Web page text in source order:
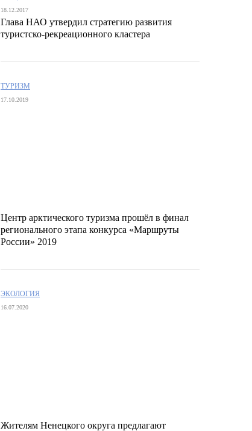
18.12.2017
Глава НАО утвердил стратегию развития
туристско-рекреационного кластера
ТУРИЗМ
17.10.2019
Центр арктического туризма прошёл в финал
регионального этапа конкурса «Маршруты
России» 2019
ЭКОЛОГИЯ
16.07.2020
Жителям Ненецкого округа предлагают